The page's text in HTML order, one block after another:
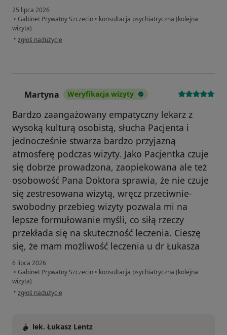
25 lipca 2026
• Gabinet Prywatny Szczecin • konsultacja psychiatryczna (kolejna
wizyta)
• w opinii użytkownika Kajetan
zgłoś nadużycie
Martyna Weryfikacja wizyty
Bardzo zaangażowany empatyczny lekarz z
wysoką kulturą osobistą, słucha Pacjenta i
jednocześnie stwarza bardzo przyjazną
atmosferę podczas wizyty. Jako Pacjentka czuje
się dobrze prowadzona, zaopiekowana ale też
osobowość Pana Doktora sprawia, że nie czuje
się zestresowana wizytą, wręcz przeciwnie-
swobodny przebieg wizyty pozwala mi na
lepsze formułowanie myśli, co siłą rzeczy
przekłada się na skuteczność leczenia. Cieszę
się, że mam możliwość leczenia u dr Łukasza
6 lipca 2026
• Gabinet Prywatny Szczecin • konsultacja psychiatryczna (kolejna
wizyta)
• w opinii użytkownika Martyna
zgłoś nadużycie
lek. Łukasz Lentz